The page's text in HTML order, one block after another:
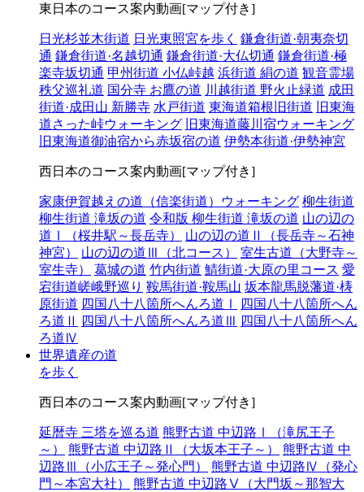
東日本のコース案内動画[マップ付き]
日光杉並木街道 日光東照宮を歩く 鎌倉街道·朝夷奈切
通 鎌倉街道·名越切通 鎌倉街道·大仏切通 鎌倉街道·極
楽寺坂切通 甲州街道 小仏峠越 浜街道 絹の道 観音霊場
秩父巡礼道 国分寺 お鷹の道 川越街道 野火止緑道 成田
街道·成田山 新勝寺 水戸街道 東海道箱根旧街道
旧東海
道さった峠ウォーキング
旧東海道藤川宿ウォーキング
旧東海道御油宿から赤坂宿の道 伊勢本街道·伊勢神宮
西日本のコース案内動画[マップ付き]
家康伊賀越えの道（信楽街道）ウォーキング 柳生街道
柳生街道 滝坂の道 令和版 柳生街道 滝坂の道 山の辺の
道Ⅰ（桜井駅～長岳寺）
山の辺の道Ⅱ（長岳寺～石神
神宮）
山の辺の道Ⅲ（北コース）
室生古道（大野寺～
室生寺）
葛城の道 竹内街道 鯖街道·大原の里コース 愛
宕街道嵯峨野巡り 鞍馬街道·鞍馬山 坂本龍馬脱藩道·梼
原街道 四国八十八箇所へんろ道Ⅰ
四国八十八箇所へん
ろ道Ⅱ
四国八十八箇所へんろ道Ⅲ 四国八十八箇所へん
ろ道Ⅳ
世界遺産の道
を歩く
西日本のコース案内動画[マップ付き]
延暦寺 三塔を巡る道 熊野古道 中辺路Ⅰ（滝尻王子
～）
熊野古道 中辺路Ⅱ（大坂本王子～）
熊野古道 中
辺路Ⅲ（小広王子～発心門）
熊野古道 中辺路Ⅳ（発心
門～本宮大社）
熊野古道 中辺路Ⅴ（大門坂～那智大